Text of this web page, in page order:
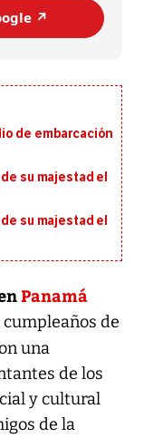
↗️
de embarcación
su majestad el
su majestad el
Panamá
de
una
de los
y cultural
de la